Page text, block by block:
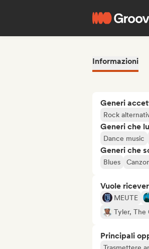
Informazioni
Generi
Rock
Generi che
Dance music
Generi che
Blues
Vuole
MEUTE
Tyler, The
Principali